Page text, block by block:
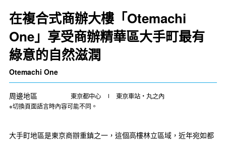
在複合式商辦大樓「Otemachi
One」享受商辦精華區大手町最有
綠意的自然滋潤
Otemachi One
周邊地區 東京都中心 東京車站・丸之內
※切換頁面語言時內容可能不同。
大手町地區是東京商辦重鎮之一，這個高樓林立區域，近年宛如都